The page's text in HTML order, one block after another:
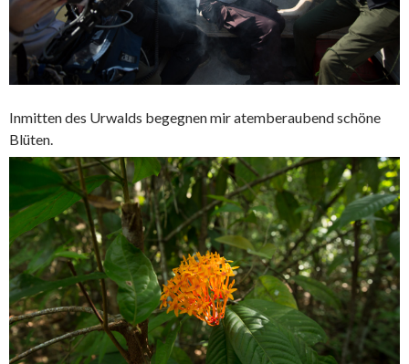
Inmitten des Urwalds begegnen mir atemberaubend schöne
Blüten.